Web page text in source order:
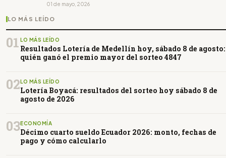
01 de mayo, 2026
LO MÁS LEÍDO
01 LO MÁS LEÍDO
Resultados Lotería de Medellín hoy, sábado 8 de agosto:
quién ganó el premio mayor del sorteo 4847
02LO MÁS LEÍDO
Lotería Boyacá: resultados del sorteo hoy sábado 8 de
agosto de 2026
03ECONOMÍA
Décimo cuarto sueldo Ecuador 2026: monto, fechas de
pago y cómo calcularlo